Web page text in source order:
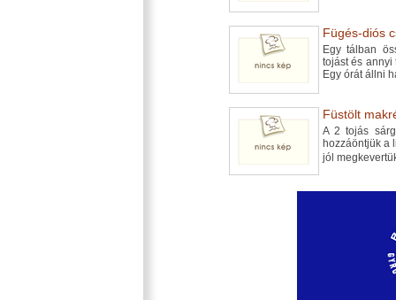
Fügés-diós
Egy tálban
tojást és annyi
Egy órát állni
Füstölt
A 2 tojás
hozzáöntjük a
jól